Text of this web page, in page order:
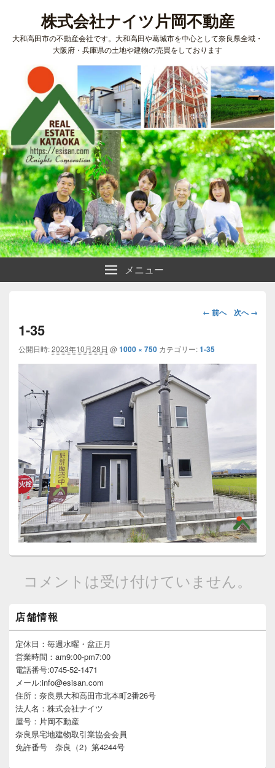
株式会社ナイツ片岡不動産
大和高田市の不動産会社です。大和高田や葛城市を中心として奈良県全域・
大阪府・兵庫県の土地や建物の売買をしております
メニュー
画
ビ
ゲ
ー
シ
ョ
ン
← 前へ 次へ →
1-35
公開日時:2023年10月28日 @1000 × 750 カテゴリー:1-35
コメントは受け付けていません。
イ
ン
サ
イ
ー
ウ
ィ
ェ
ッ
ト
店舗情報
定休日：毎週水曜・盆正月
営業時間：am9:00-pm7:00
電話番号:0745-52-1471
メール:info@esisan.com
住所：奈良県大和高田市北本町2番26号
法人名：株式会社ナイツ
屋号：片岡不動産
奈良県宅地建物取引業協会会員
免許番号 奈良（2）第4244号